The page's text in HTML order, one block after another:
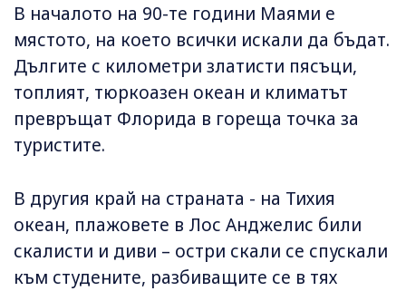
В началото на 90-те години Маями е
мястото, на което всички искали да бъдат.
Дългите с километри златисти пясъци,
топлият, тюркоазен океан и климатът
превръщат Флорида в гореща точка за
туристите.
В другия край на страната - на Тихия
океан, плажовете в Лос Анджелис били
скалисти и диви – остри скали се спускали
към студените, разбиващите се в тях